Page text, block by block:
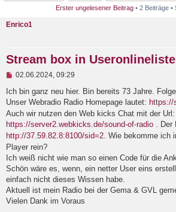
Erster ungelesener Beitrag • 2 Beiträge •
Enrico1
Stream box in Useronlineliste
U
g
e
e
s
e
n
e
r
B
e
i
t
r
02.06.2024, 09:29
Ich bin ganz neu hier. Bin bereits 73 Jahre.
Unser Webradio Radio Homepage lautet: https://
Auch wir nutzen den Web kicks Chat mit der Url:
https://server2.webkicks.de/sound-of-radio . Der
http://37.59.82.8:8100/sid=2. Wie bekomme ich
Player rein?
Ich weiß nicht wie man so einen Code für die
Schön wäre es, wenn, ein netter User eins
einfach nicht dieses Wissen habe.
Aktuell ist mein Radio bei der Gema & GVL
Vielen Dank im Voraus